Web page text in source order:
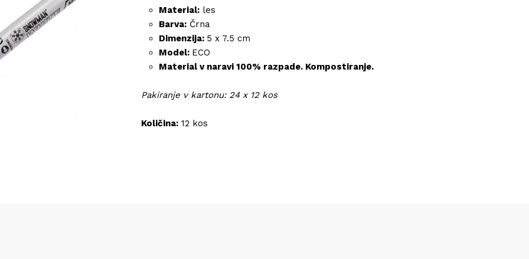
Material: les
Barva: Črna
Dimenzija: 5 x 7.5 cm
Model: ECO
Material v naravi 100% razpade. Kompostiranje.
Pakiranje v kartonu: 24 x 12 kos
Količina: 12 kos